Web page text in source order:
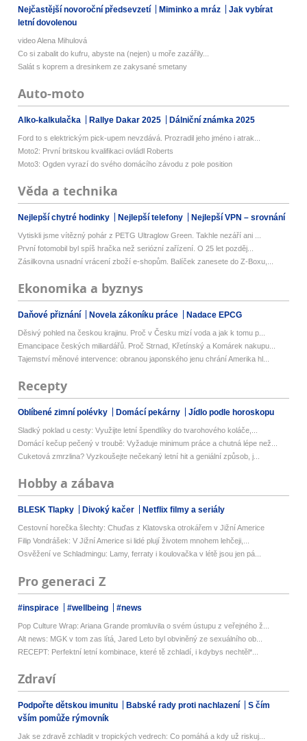
Nejčastější novoroční předsevzetí Miminko a mráz
Jak vybírat
letní dovolenou
video Alena Mihulová
Co si zabalit do kufru, abyste na (nejen) u moře zazářily...
Salát s koprem a dresinkem ze zakysané smetany
Auto-moto
Alko-kalkulačka Rallye Dakar 2025 Dálniční známka 2025
Ford to s elektrickým pick-upem nevzdává. Prozradil jeho jméno i atrak...
Moto2: První britskou kvalifikaci ovládl Roberts
Moto3: Ogden vyrazí do svého domácího závodu z pole position
Věda a technika
Nejlepší chytré hodinky Nejlepší telefony Nejlepší VPN – srovnání
Vytiskli jsme vítězný pohár z PETG Ultraglow Green. Takhle nezáří ani ...
První fotomobil byl spíš hračka než seriózní zařízení. O 25 let pozděj...
Zásilkovna usnadní vrácení zboží e-shopům. Balíček zanesete do Z-Boxu,...
Ekonomika a byznys
Daňové přiznání Novela zákoníku práce Nadace EPCG
Děsivý pohled na českou krajinu. Proč v Česku mizí voda a jak k tomu p...
Emancipace českých miliardářů. Proč Strnad, Křetínský a Komárek nakupu...
Tajemství měnové intervence: obranou japonského jenu chrání Amerika hl...
Recepty
Oblíbené zimní polévky Domácí pekárny Jídlo podle horoskopu
Sladký poklad u cesty: Využijte letní špendlíky do tvarohového koláče,...
Domácí kečup pečený v troubě: Vyžaduje minimum práce a chutná lépe než...
Cuketová zmrzlina? Vyzkoušejte nečekaný letní hit a geniální způsob, j...
Hobby a zábava
BLESK Tlapky Divoký kačer Netflix filmy a seriály
Cestovní horečka šlechty: Chuďas z Klatovska otrokářem v Jižní Americe
Filip Vondrášek: V Jižní Americe si lidé plují životem mnohem lehčeji,...
Osvěžení ve Schladmingu: Lamy, ferraty i koulovačka v létě jsou jen pá...
Pro generaci Z
#inspirace #wellbeing #news
Pop Culture Wrap: Ariana Grande promluvila o svém ústupu z veřejného ž...
Alt news: MGK v tom zas lítá, Jared Leto byl obviněný ze sexuálního ob...
RECEPT: Perfektní letní kombinace, které tě zchladí, i kdybys nechtěl*...
Zdraví
Podpořte dětskou imunitu Babské rady proti nachlazení
S čím
vším pomůže rýmovník
Jak se zdravě zchladit v tropických vedrech: Co pomáhá a kdy už riskuj...